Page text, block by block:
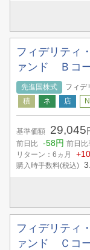
フィデリティ
ァンド Ｂコ
先進国株式 フィデ
基準価額 29,045
前日比 -58円 前日比
リターン：6ヵ月
購入時手数料(税込)
フィデリティ
ァンド Ｃコ